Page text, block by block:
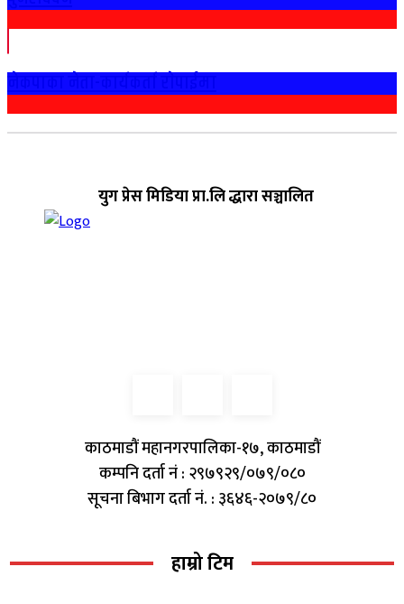
युग प्रेस मिडिया प्रा.लि द्धारा सञ्चालित
काठमाडौं महानगरपालिका-१७, काठमाडौं
कम्पनि दर्ता नं : २९७९२९/०७९/०८०
सूचना बिभाग दर्ता नं. : ३६४६-२०७९/८०
हाम्रो टिम